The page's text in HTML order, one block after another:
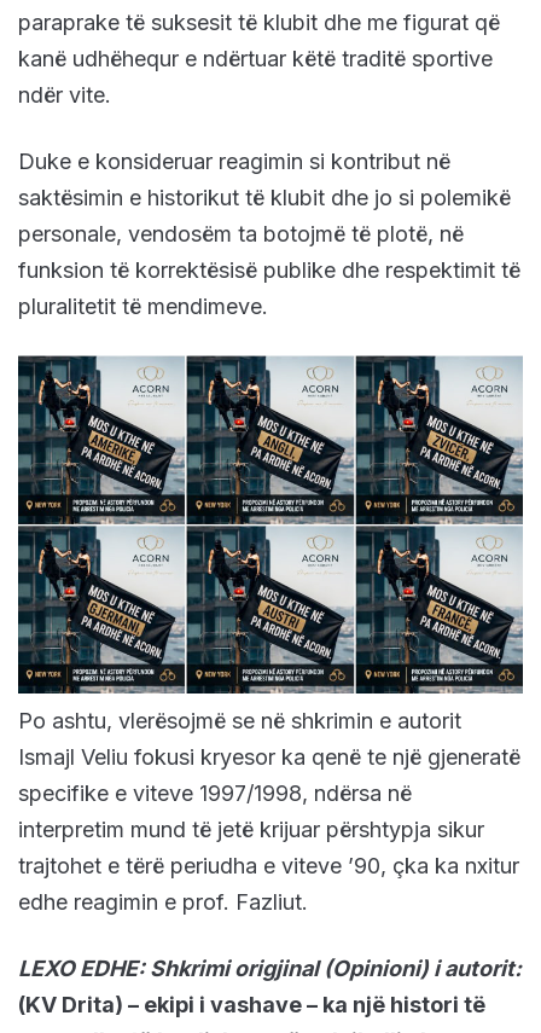
paraprake të suksesit të klubit dhe me figurat që
kanë udhëhequr e ndërtuar këtë traditë sportive
ndër vite.
Duke e konsideruar reagimin si kontribut në
saktësimin e historikut të klubit dhe jo si polemikë
personale, vendosëm ta botojmë të plotë, në
funksion të korrektësisë publike dhe respektimit të
pluralitetit të mendimeve.
Po ashtu, vlerësojmë se në shkrimin e autorit
Ismajl Veliu fokusi kryesor ka qenë te një gjeneratë
specifike e viteve 1997/1998, ndërsa në
interpretim mund të jetë krijuar përshtypja sikur
trajtohet e tërë periudha e viteve ’90, çka ka nxitur
edhe reagimin e prof. Fazliut.
LEXO EDHE: Shkrimi origjinal (Opinioni) i autorit:
(KV Drita) – ekipi i vashave – ka një histori të